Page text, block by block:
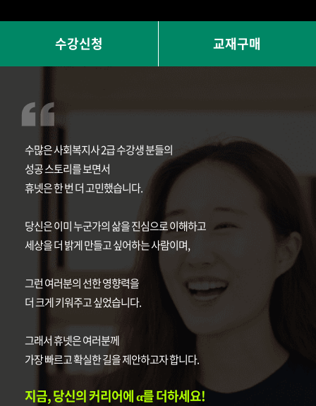
수강신청 교재구매
수많은 사회복지사 2급 수강생 분들의
성공 스토리를 보면서
휴넷은 한 번 더 고민했습니다.
당신은 이미 누군가의 삶을 진심으로 이해하고
세상을 더 밝게 만들고 싶어하는 사람이며,
그런 여러분의 선한 영향력을
더 크게 키워주고 싶었습니다.
그래서 휴넷은 여러분께
가장 빠르고 확실한 길을 제안하고자 합니다.
지금, 당신의 커리어에 α를 더하세요!